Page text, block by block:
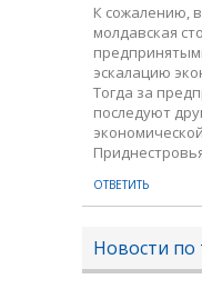
К сожалению,
молдавская
эскалацию
Тогда за
последуют
ОТВЕТИТЬ
Новости по